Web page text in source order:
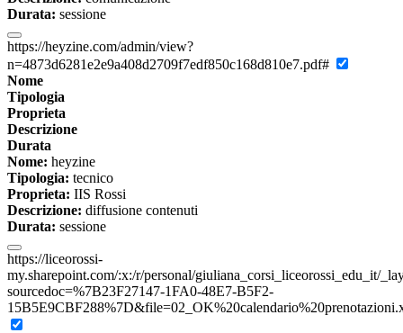
Durata: sessione
https://heyzine.com/admin/view?
n=4873d6281e2e9a408d2709f7edf850c168d810e7.pdf#
Nome
Tipologia
Proprieta
Descrizione
Durata
Nome: heyzine
Tipologia: tecnico
Proprieta: IIS Rossi
Descrizione: diffusione contenuti
Durata: sessione
https://liceorossi-
my.sharepoint.com/:x:/r/personal/giuliana_corsi_liceorossi_edu_it/
sourcedoc=%7B23F27147-1FA0-48E7-B5F2-